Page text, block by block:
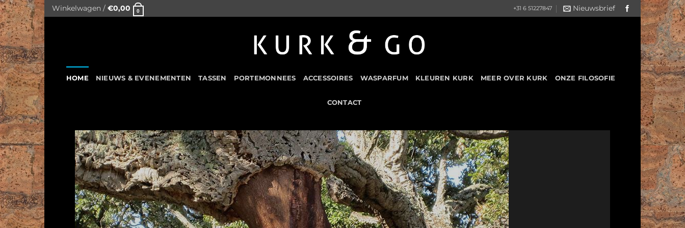
Skip
to
content
Winkelwagen / €0,00 0 +31 6 51227847 Nieuwsbrief
HOME NIEUWS & EVENEMENTEN TASSEN PORTEMONNEES ACCESSOIRES WASPARFUM KLEUREN KURK MEER OVER KURK ONZE FILOSOFIE
CONTACT